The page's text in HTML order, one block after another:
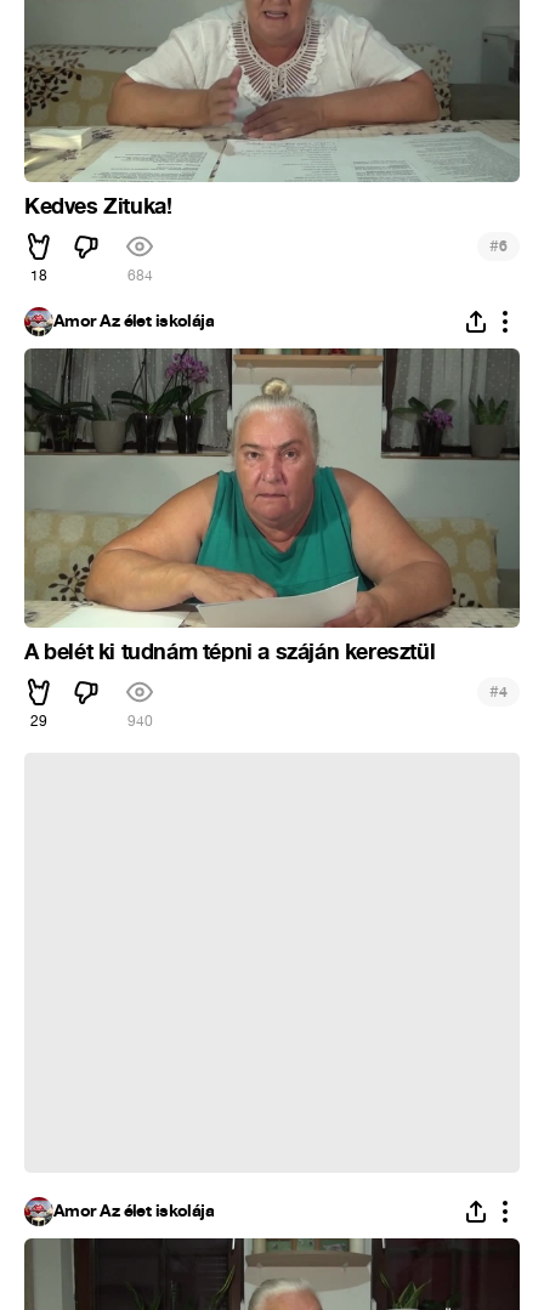
Kedves Zituka!
18 684
#6
Ámor Az élet iskolája
A belét ki tudnám tépni a száján keresztül
29 940
#4
Ámor Az élet iskolája